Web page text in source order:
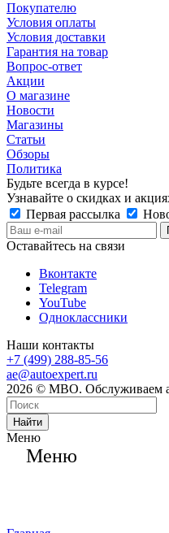
Покупателю
Условия оплаты
Условия доставки
Гарантия на товар
Вопрос-ответ
Акции
О магазине
Новости
Магазины
Статьи
Обзоры
Политика
Будьте всегда в курсе!
Узнавайте о скидках и
Первая рассылка
Оставайтесь на связи
Вконтакте
Telegram
YouTube
Одноклассники
Наши контакты
+7 (499) 288-85-56
ae@autoexpert.ru
2026 © МВО. Обслуживаем
Найти
Меню
Меню